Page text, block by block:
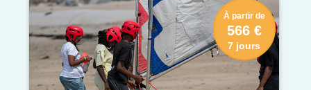
À partir de
566 €
7 jours